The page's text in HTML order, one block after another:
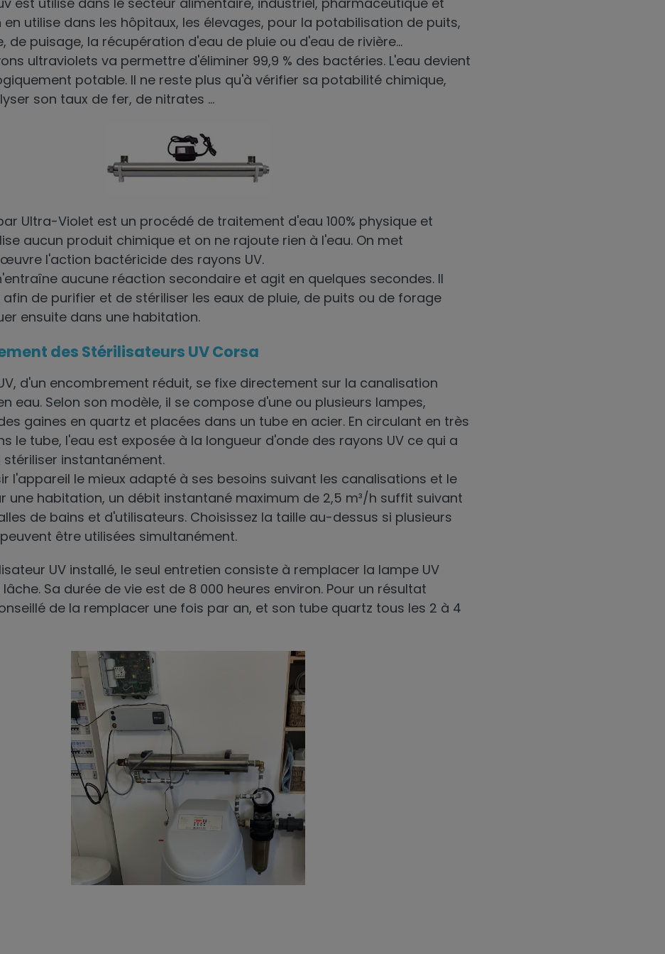
en utilise dans les hôpitaux, les élevages, pour la potabilisation de puits,
de puisage, la récupération d'eau de pluie ou d'eau de rivière...
ultraviolets va permettre d'éliminer 99,9 % des bactéries. L'eau devient
potable. Il ne reste plus qu'à vérifier sa potabilité chimique,
son taux de fer, de nitrates ...
Ultra-Violet est un procédé de traitement d'eau 100% physique et
aucun produit chimique et on ne rajoute rien à l'eau. On met
l'action bactéricide des rayons UV.
aucune réaction secondaire et agit en quelques secondes. Il
de purifier et de stériliser les eaux de pluie, de puits ou de forage
ensuite dans une habitation.
des Stérilisateurs UV Corsa
d'un encombrement réduit, se fixe directement sur la canalisation
eau. Selon son modèle, il se compose d'une ou plusieurs lampes,
gaines en quartz et placées dans un tube en acier. En circulant en très
le tube, l'eau est exposée à la longueur d'onde des rayons UV ce qui a
instantanément.
l'appareil le mieux adapté à ses besoins suivant les canalisations et le
une habitation, un débit instantané maximum de 2,5 m³/h suffit suivant
de bains et d'utilisateurs. Choisissez la taille au-dessus si plusieurs
être utilisées simultanément.
UV installé, le seul entretien consiste à remplacer la lampe UV
Sa durée de vie est de 8 000 heures environ. Pour un résultat
de la remplacer une fois par an, et son tube quartz tous les 2 à 4